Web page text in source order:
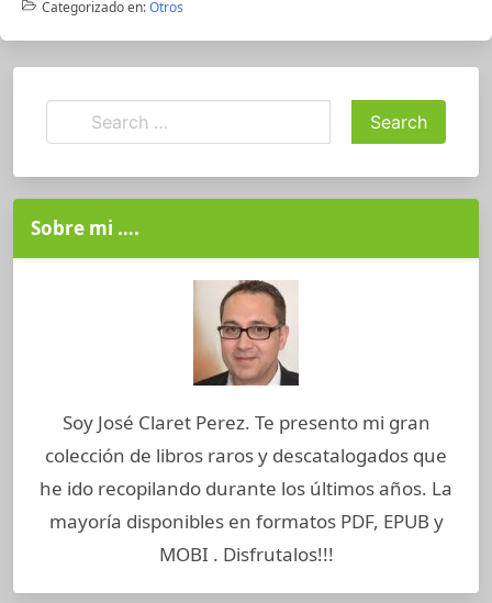
Categorizado en:Otros
Sobre mi ….
Soy José Claret Perez. Te presento mi gran
colección de libros raros y descatalogados que
he ido recopilando durante los últimos años. La
mayoría disponibles en formatos PDF, EPUB y
MOBI . Disfrutalos!!!